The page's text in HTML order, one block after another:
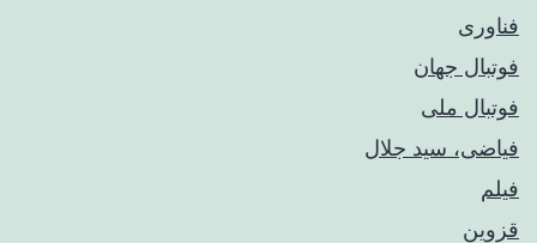
فناوری
فوتبال جهان
فوتبال ملی
فیاضی، سید جلال
فیلم
قزوین